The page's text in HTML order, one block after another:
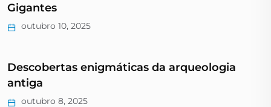
Gigantes
outubro 10, 2025
Descobertas enigmáticas da arqueologia
antiga
outubro 8, 2025